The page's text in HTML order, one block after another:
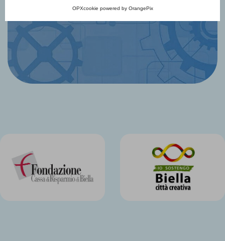
OPXcookie powered by OrangePix